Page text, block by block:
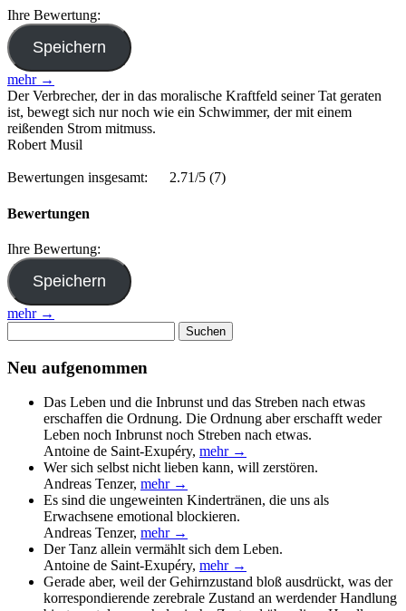
Ihre Bewertung:
mehr →
Der Verbrecher, der in das moralische Kraftfeld seiner Tat geraten
ist, bewegt sich nur noch wie ein Schwimmer, der mit einem
reißenden Strom mitmuss.
Robert Musil
Bewertungen insgesamt: 2.71/5 (7)
Bewertungen
Ihre Bewertung:
mehr →
nach:
Neu aufgenommen
Das Leben und die Inbrunst und das Streben nach etwas
erschaffen die Ordnung. Die Ordnung aber erschafft weder
Leben noch Inbrunst noch Streben nach etwas.
Antoine de Saint-Exupéry, mehr →
Wer sich selbst nicht lieben kann, will zerstören.
Andreas Tenzer, mehr →
Es sind die ungeweinten Kindertränen, die uns als
Erwachsene emotional blockieren.
Andreas Tenzer, mehr →
Der Tanz allein vermählt sich dem Leben.
Antoine de Saint-Exupéry, mehr →
Gerade aber, weil der Gehirnzustand bloß ausdrückt, was der
korrespondierende zerebrale Zustand an werdender Handlung